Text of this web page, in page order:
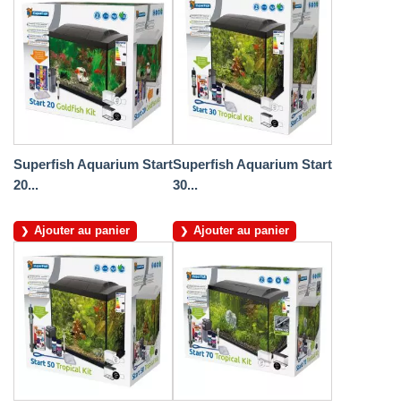
Superfish Aquarium Start
20...
Ajouter au panier
Superfish Aquarium Start
30...
Ajouter au panier